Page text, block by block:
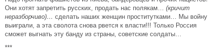
Они хотят запретить русских, продать нас полякам… (кричит
неразборчиво)… сделать наших женщин проститутками… Мы войну
выиграли, а эта сволота снова рвется к власти!!! Только Россия
сможет выгнать эту банду из страны, советские солдаты…
***